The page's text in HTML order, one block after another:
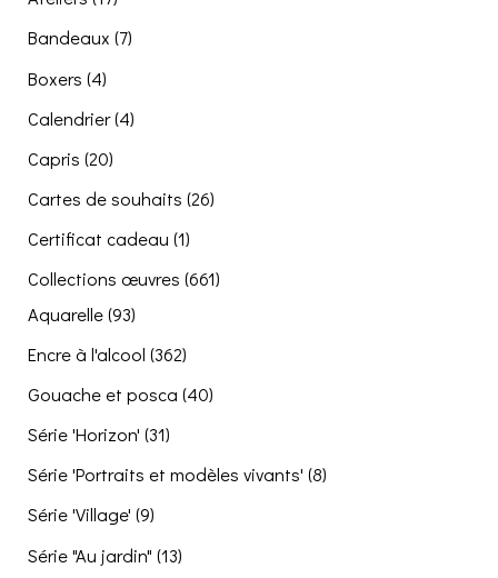
Bandeaux (7)
Boxers (4)
Calendrier(4)
Capris (20)
Cartes de souhaits (26)
Certificat cadeau (1)
Collections œuvres (661)
Aquarelle (93)
Encre à l'alcool (362)
Gouache et posca (40)
Série 'Horizon' (31)
Série 'Portraits et modèles vivants' (8)
Série 'Village' (9)
Série "Au jardin" (13)